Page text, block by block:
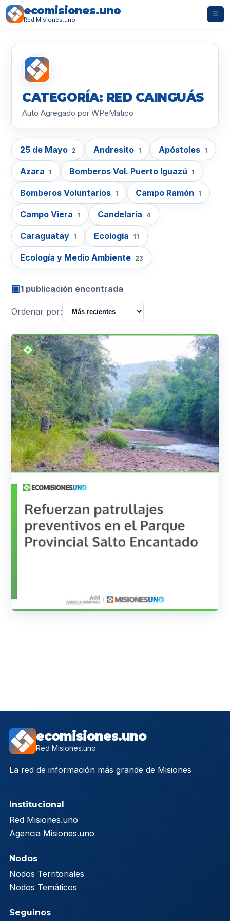
ecomisiones.uno
Red Misiones.uno
☰
CATEGORÍA: RED CAINGUÁS
Auto Agregado por WPeMatico
25 de Mayo 2 Andresito 1 Apóstoles 1
Azara 1 Bomberos Vol. Puerto Iguazú 1
Bomberos Voluntarios 1 Campo Ramón 1
Campo Viera 1 Candelaria 4
Caraguatay 1 Ecología 11
Ecología y Medio Ambiente 23
▣1 publicación encontrada
Ordenar por:
ecomisiones.uno
Red Misiones.uno
La red de información más grande de Misiones
Institucional
Red Misiones.uno
Agencia Misiones.uno
Nodos
Nodos Territoriales
Nodos Temáticos
Seguinos